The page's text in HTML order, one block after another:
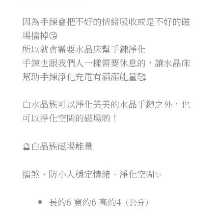
因為手鍊會把不好的情緒吸收或是不好的磁
場擋掉😘
所以就會需要水晶床幫手鍊淨化
手鍊也跟我們人一樣需要休息的，讓水晶床
幫助手鍊淨化充電有滿滿能量🥰
白水晶簇可以淨化美美的水晶手鏈之外，也
可以淨化空間的磁場喲！
🔮白晶簇磁場能量
擋煞、防小人穩定情緒、淨化空間✨
長約6 寬約6 高約4 （公分）